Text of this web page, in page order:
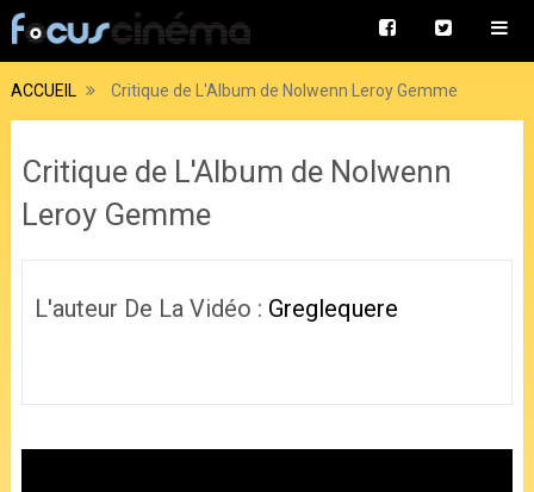
ACCUEIL Critique de L'Album de Nolwenn Leroy Gemme
Critique de L'Album de Nolwenn
Leroy Gemme
L'auteur De La Vidéo : Greglequere